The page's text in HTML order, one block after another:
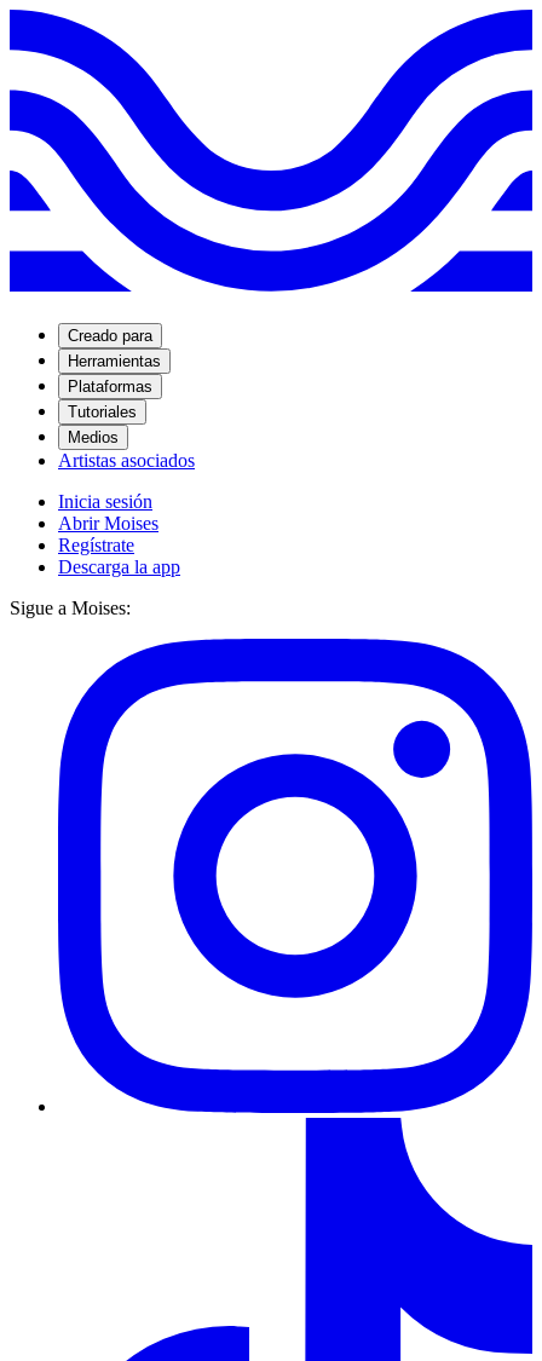
Creado para
Herramientas
Plataformas
Tutoriales
Medios
Artistas asociados
Inicia sesión
Abrir Moises
Regístrate
Descarga la app
Sigue a Moises: